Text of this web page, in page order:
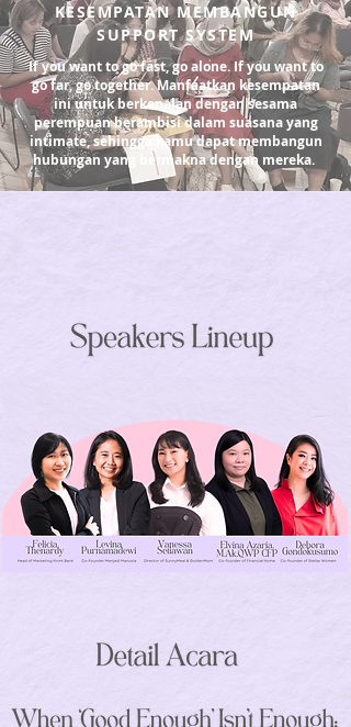
KESEMPATAN MEMBANGUN
SUPPORT SYSTEM
If you want to go fast, go alone. If you want to
go far, go together. Manfaatkan kesempatan
ini untuk berkenalan dengan sesama
perempuan berambisi dalam suasana yang
intimate, sehingga kamu dapat membangun
hubungan yang bermakna dengan mereka.